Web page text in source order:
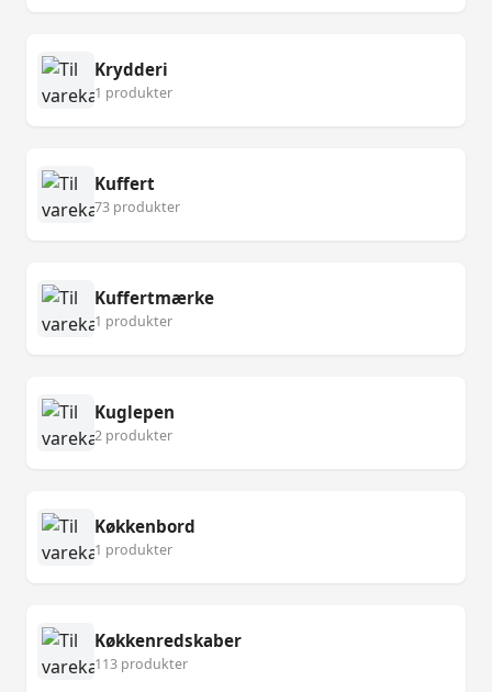
Krydderi
1 produkter
Kuffert
73 produkter
Kuffertmærke
1 produkter
Kuglepen
2 produkter
Køkkenbord
1 produkter
Køkkenredskaber
113 produkter